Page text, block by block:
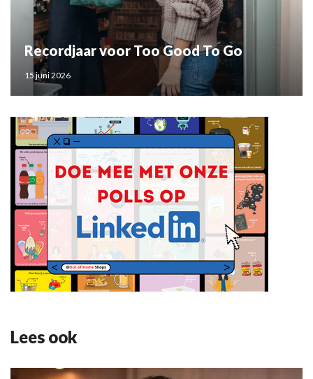
Recordjaar voor Too Good To Go
15 juni 2026
Lees ook